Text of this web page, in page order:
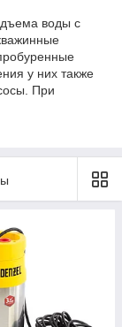
воды с
у них также
При
зданий,